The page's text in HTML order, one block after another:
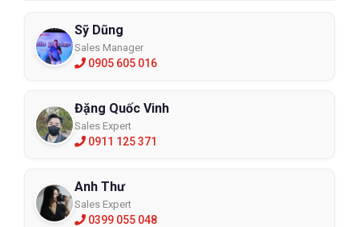
Sỹ Dũng
Sales Manager
0905 605 016
Đặng Quốc Vinh
Sales Expert
0911 125 371
Anh Thư
Sales Expert
0399 055 048